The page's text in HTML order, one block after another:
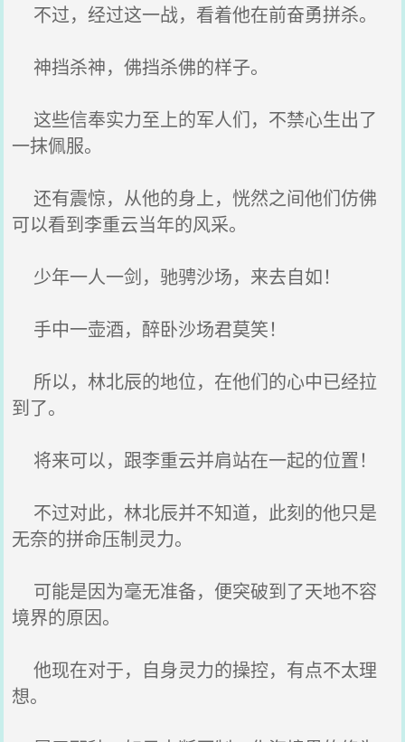
不过，经过这一战，看着他在前奋勇拼杀。
神挡杀神，佛挡杀佛的样子。
这些信奉实力至上的军人们，不禁心生出了
一抹佩服。
还有震惊，从他的身上，恍然之间他们仿佛
可以看到李重云当年的风采。
少年一人一剑，驰骋沙场，来去自如！
手中一壶酒，醉卧沙场君莫笑！
所以，林北辰的地位，在他们的心中已经拉
到了。
将来可以，跟李重云并肩站在一起的位置！
不过对此，林北辰并不知道，此刻的他只是
无奈的拼命压制灵力。
可能是因为毫无准备，便突破到了天地不容
境界的原因。
他现在对于，自身灵力的操控，有点不太理
想。